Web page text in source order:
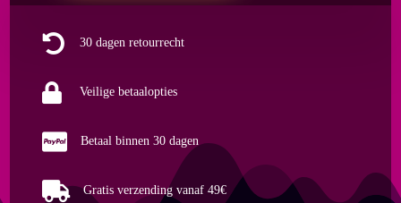
Flaschenhalter
Magischer
dekorative
Weinflasche
aantal
 30 dagen retourrecht
 Veilige betaalopties
 Betaal binnen 30 dagen
 Gratis verzending vanaf 49€